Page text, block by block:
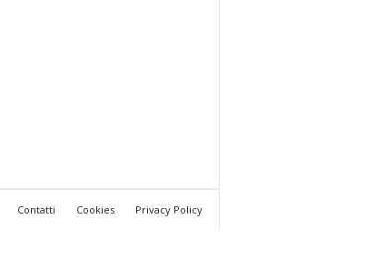
Contatti Cookies Privacy Policy